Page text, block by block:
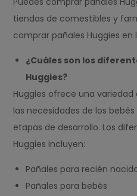
tiendas de comestibles y
comprar pañales Huggies en
¿Cuáles son los
Huggies?
Huggies ofrece una
las necesidades de los
etapas de desarrollo. Los
Huggies incluyen:
Pañales para recién
Pañales para bebés